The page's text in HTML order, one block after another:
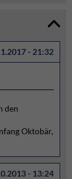
- 21:32
den
Oktobär,
- 13:24